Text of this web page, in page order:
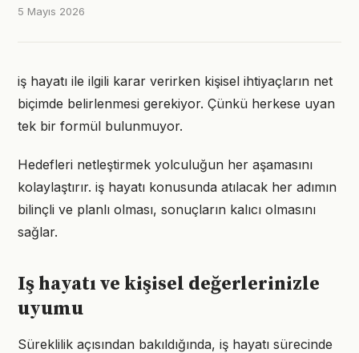
5 Mayıs 2026
iş hayatı ile ilgili karar verirken kişisel ihtiyaçların net
biçimde belirlenmesi gerekiyor. Çünkü herkese uyan
tek bir formül bulunmuyor.
Hedefleri netleştirmek yolculuğun her aşamasını
kolaylaştırır. iş hayatı konusunda atılacak her adımın
bilinçli ve planlı olması, sonuçların kalıcı olmasını
sağlar.
Iş hayatı ve kişisel değerlerinizle
uyumu
Süreklilik açısından bakıldığında, iş hayatı sürecinde